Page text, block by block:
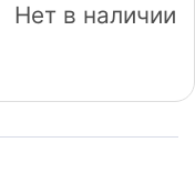
Нет в наличии